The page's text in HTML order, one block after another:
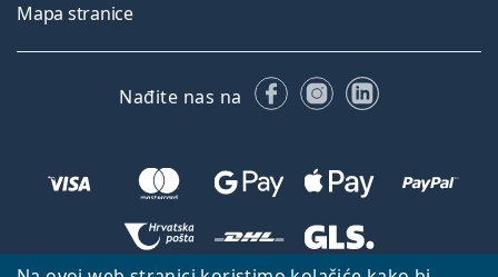
Mapa stranice
Nađite nas na FacebookuInstagramu
LinkedIn